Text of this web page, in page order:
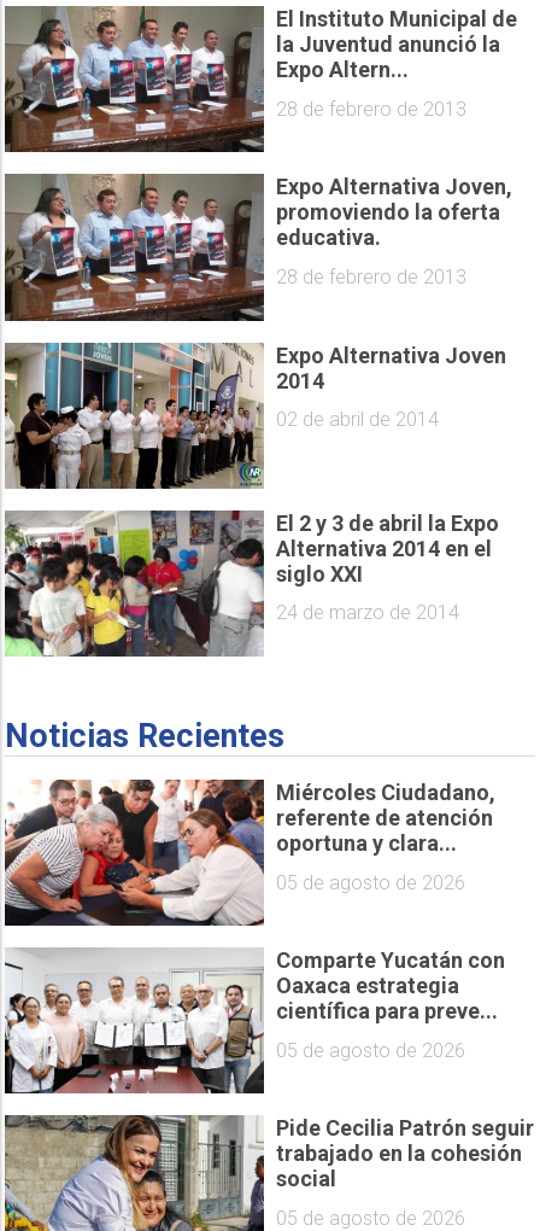
El Instituto Municipal de
la Juventud anunció la
Expo Altern...
28 de febrero de 2013
Expo Alternativa Joven,
promoviendo la oferta
educativa.
28 de febrero de 2013
Expo Alternativa Joven
2014
02 de abril de 2014
El 2 y 3 de abril la Expo
Alternativa 2014 en el
siglo XXI
24 de marzo de 2014
Noticias Recientes
Miércoles Ciudadano,
referente de atención
oportuna y clara...
05 de agosto de 2026
Comparte Yucatán con
Oaxaca estrategia
científica para preve...
05 de agosto de 2026
Pide Cecilia Patrón seguir
trabajado en la cohesión
social
05 de agosto de 2026